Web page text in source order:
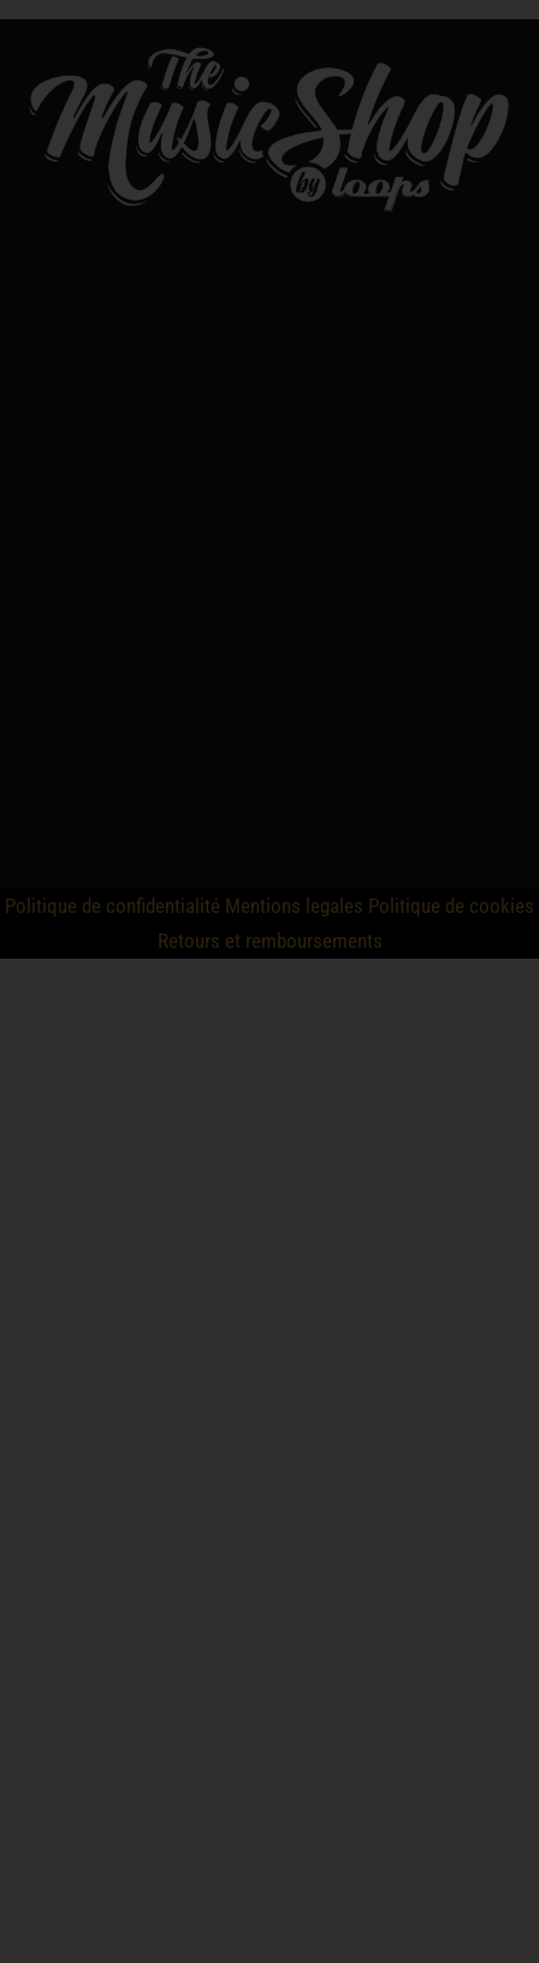
Politique de confidentialité Mentions legales Politique de cookies
Retours et remboursements